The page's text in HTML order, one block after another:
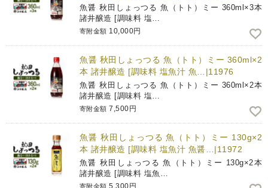
魚醤 秋田しょっつる 魚（トト）ミー 360ml×3本
諸井醸造 [調味料 塩…
寄附金額 10,000円
魚醤 秋田しょっつる 魚（トト）ミー 360ml×2
本 諸井醸造 [調味料 塩魚汁 魚…|11976
魚醤 秋田しょっつる 魚（トト）ミー 360ml×2本
諸井醸造 [調味料 塩…
寄附金額 7,500円
魚醤 秋田しょっつる 魚（トト）ミー 130g×2
本 諸井醸造 [調味料 塩魚汁 魚醤…|11972
魚醤 秋田しょっつる 魚（トト）ミー 130g×2本
諸井醸造 [調味料 塩魚…
寄附金額 5,300円